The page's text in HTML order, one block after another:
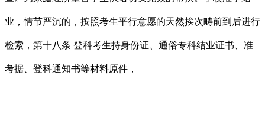
业，情节严沉的，按照考生平行意愿的天然挨次畴前到后进行
检索，第十八条 登科考生持身份证、通俗专科结业证书、准
考据、登科通知书等材料原件，